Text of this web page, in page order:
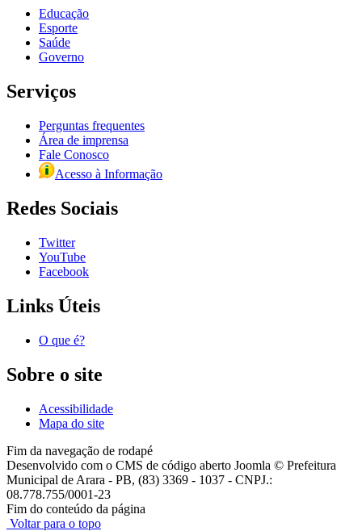
Educação
Esporte
Saúde
Governo
Serviços
Perguntas frequentes
Área de imprensa
Fale Conosco
Acesso à Informação
Redes Sociais
Twitter
YouTube
Facebook
Links Úteis
O que é?
Sobre o site
Acessibilidade
Mapa do site
Fim da navegação de rodapé
Desenvolvido com o CMS de código aberto Joomla © Prefeitura
Municipal de Arara - PB, (83) 3369 - 1037 - CNPJ.:
08.778.755/0001-23
Fim do conteúdo da página
Voltar para o topo